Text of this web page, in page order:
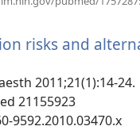
risks and
2011;21(1):14-24.
21155923
9592.2010.03470.x